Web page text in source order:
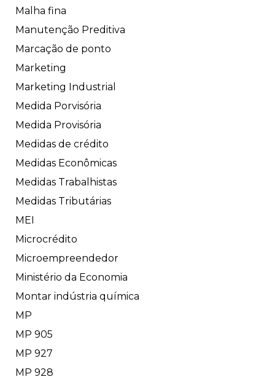
Malha fina
Manutenção Preditiva
Marcação de ponto
Marketing
Marketing Industrial
Medida Porvisória
Medida Provisória
Medidas de crédito
Medidas Econômicas
Medidas Trabalhistas
Medidas Tributárias
MEI
Microcrédito
Microempreendedor
Ministério da Economia
Montar indústria química
MP
MP 905
MP 927
MP 928